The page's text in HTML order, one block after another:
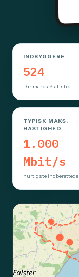
INDBYGGERE
524
Danmarks Statistik
TYPISK MAKS.
HASTIGHED
1.000
Mbit/s
hurtigste indberettede